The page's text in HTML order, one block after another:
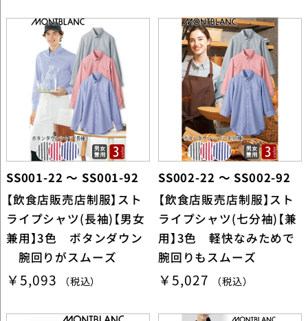
SS001-22 ～ SS001-92
【飲食店販売店制服】スト
ライプシャツ(長袖)【男女
兼用】3色 ボタンダウン
腕回りがスムーズ
￥5,093 （税込）
SS002-22 ～ SS002-92
【飲食店販売店制服】スト
ライプシャツ(七分袖)【兼
用】3色 軽快なみためで
腕回りもスムーズ
￥5,027 （税込）